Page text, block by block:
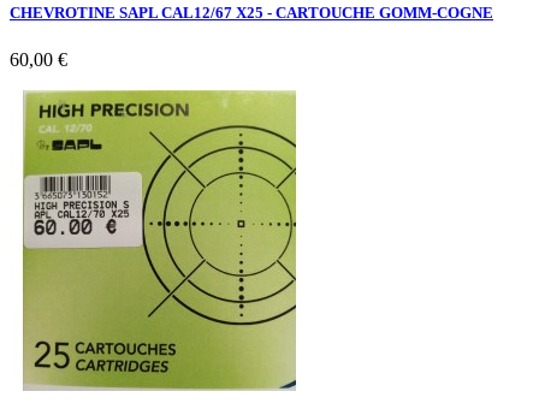
CHEVROTINE SAPL CAL12/67 X25 - CARTOUCHE GOMM-COGNE
60,00 €